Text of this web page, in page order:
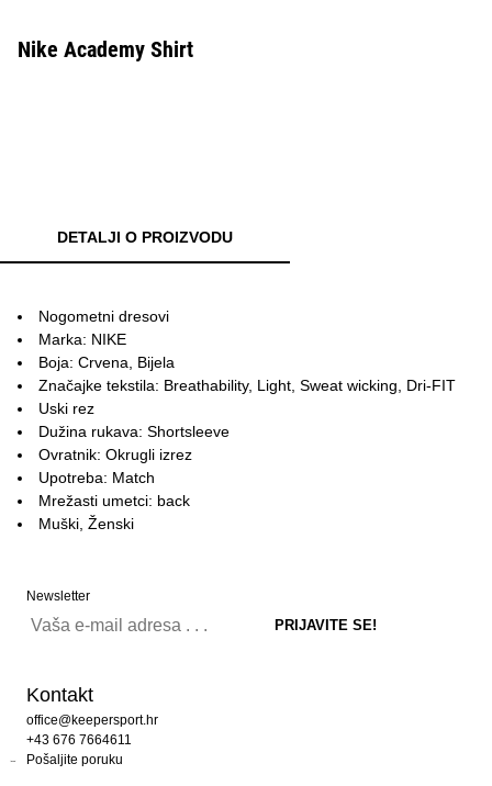
Nike Academy Shirt
DETALJI O PROIZVODU
Nogometni dresovi
Marka: NIKE
Boja: Crvena, Bijela
Značajke tekstila: Breathability, Light, Sweat wicking, Dri-FIT
Uski rez
Dužina rukava: Shortsleeve
Ovratnik: Okrugli izrez
Upotreba: Match
Mrežasti umetci: back
Muški, Ženski
Newsletter
Kontakt
office@keepersport.hr
+43 676 7664611
Pošaljite poruku